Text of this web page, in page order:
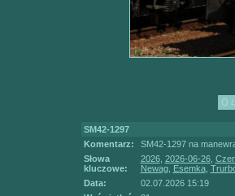
SM42-1297
Komentarz:
SM42-1297 na
Słowa
kluczowe:
2026, 2026-06-26,
Newag, Esemka,
Data:
02.07.2026 15:19